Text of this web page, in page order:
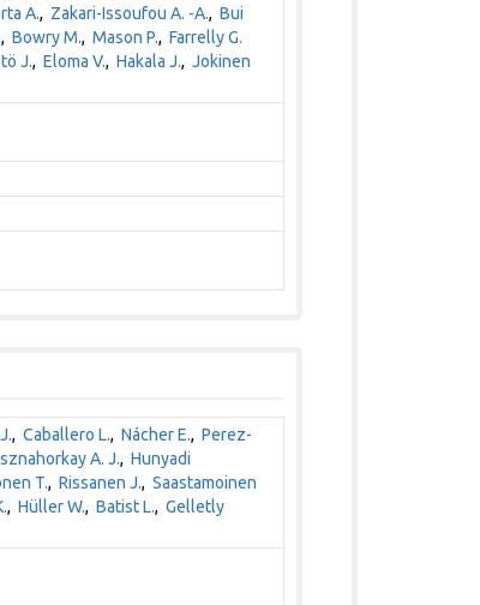
A., Zakari-Issoufou A. -A., Bui
, Bowry M., Mason P., Farrelly G.
J., Eloma V., Hakala J., Jokinen
, Caballero L., Nácher E., Perez-
A. J., Hunyadi
T., Rissanen J., Saastamoinen
, Hüller W., Batist L., Gelletly